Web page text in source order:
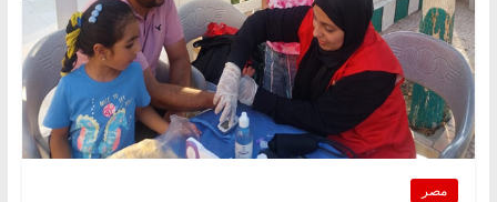
مصر